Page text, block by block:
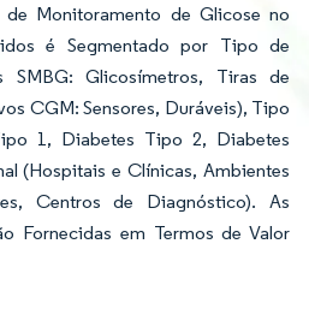
Monitoramento de Glicose no
é Segmentado por Tipo de
SMBG: Glicosímetros, Tiras de
CGM: Sensores, Duráveis), Tipo
1, Diabetes Tipo 2, Diabetes
(Hospitais e Clínicas, Ambientes
Centros de Diagnóstico). As
Fornecidas em Termos de Valor